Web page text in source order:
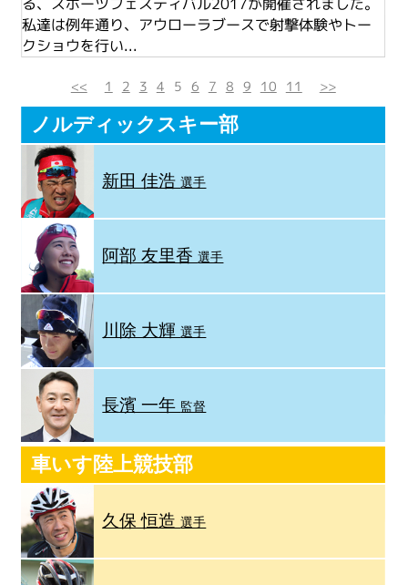
私達は例年通り、アウローラブースで射撃体験やトー
クショウを行い...
<< 1 2 3 4 5 6 7 8 9 10 11 >>
ノルディックスキー部
新田 佳浩選手
阿部 友里香選手
川除 大輝選手
長濱 一年 監督
車いす陸上競技部
久保 恒造選手